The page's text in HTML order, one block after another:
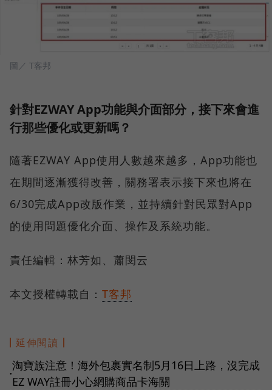
圖／ T客邦
針對EZWAY App功能與介面部分，接下來會進
行那些優化或更新嗎？
隨著EZWAY App使用人數越來越多，App功能也
在期間逐漸獲得改善，關務署表示接下來也將在
6/30完成App改版作業，並持續針對民眾對App
的使用問題優化介面、操作及系統功能。
責任編輯：林芳如、蕭閔云
本文授權轉載自： T客邦
延伸閱讀
●
淘寶族注意！海外包裹實名制5月16日上路，沒完成
EZ WAY註冊小心網購商品卡海關